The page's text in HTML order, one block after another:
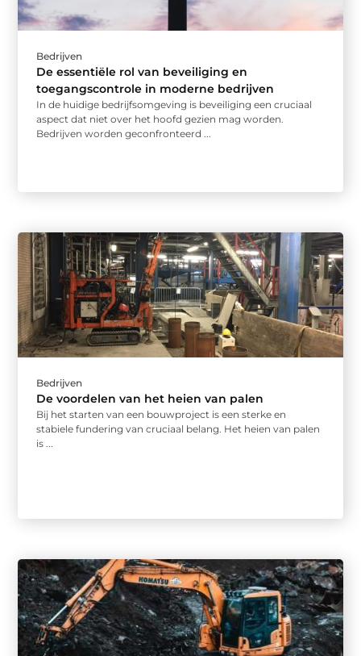
Bedrijven
De essentiële rol van beveiliging en
toegangscontrole in moderne bedrijven
In de huidige bedrijfsomgeving is beveiliging een cruciaal
aspect dat niet over het hoofd gezien mag worden.
Bedrijven worden geconfronteerd ...
Bedrijven
De voordelen van het heien van palen
Bij het starten van een bouwproject is een sterke en
stabiele fundering van cruciaal belang. Het heien van palen
is ...